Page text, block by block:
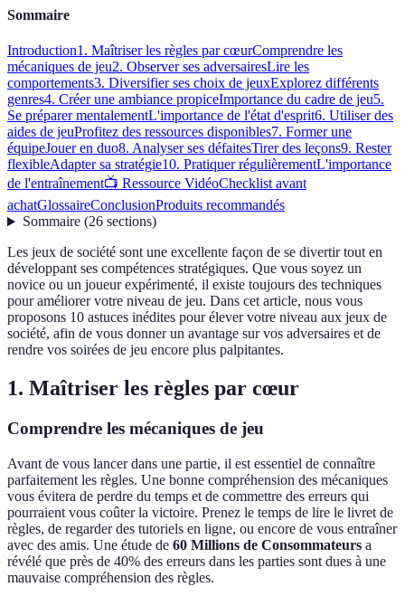
Sommaire
Introduction1. Maîtriser les règles par cœurComprendre les
mécaniques de jeu2. Observer ses adversairesLire les
comportements3. Diversifier ses choix de jeuxExplorez différents
genres4. Créer une ambiance propiceImportance du cadre de jeu5.
Se préparer mentalementL'importance de l'état d'esprit6. Utiliser des
aides de jeuProfitez des ressources disponibles7. Former une
équipeJouer en duo8. Analyser ses défaitesTirer des leçons9. Rester
flexibleAdapter sa stratégie10. Pratiquer régulièrementL'importance
de l'entraînement📺 Ressource VidéoChecklist avant
achatGlossaireConclusionProduits recommandés
Sommaire(26 sections)
Les jeux de société sont une excellente façon de se divertir tout en
développant ses compétences stratégiques. Que vous soyez un
novice ou un joueur expérimenté, il existe toujours des techniques
pour améliorer votre niveau de jeu. Dans cet article, nous vous
proposons 10 astuces inédites pour élever votre niveau aux jeux de
société, afin de vous donner un avantage sur vos adversaires et de
rendre vos soirées de jeu encore plus palpitantes.
1. Maîtriser les règles par cœur
Comprendre les mécaniques de jeu
Avant de vous lancer dans une partie, il est essentiel de connaître
parfaitement les règles. Une bonne compréhension des mécaniques
vous évitera de perdre du temps et de commettre des erreurs qui
pourraient vous coûter la victoire. Prenez le temps de lire le livret de
règles, de regarder des tutoriels en ligne, ou encore de vous entraîner
avec des amis. Une étude de 60 Millions de Consommateurs a
révélé que près de 40% des erreurs dans les parties sont dues à une
mauvaise compréhension des règles.